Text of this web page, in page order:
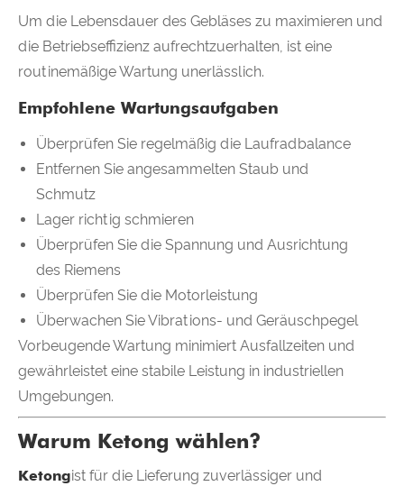
Um die Lebensdauer des Gebläses zu maximieren und
die Betriebseffizienz aufrechtzuerhalten, ist eine
routinemäßige Wartung unerlässlich.
Empfohlene Wartungsaufgaben
Überprüfen Sie regelmäßig die Laufradbalance
Entfernen Sie angesammelten Staub und
Schmutz
Lager richtig schmieren
Überprüfen Sie die Spannung und Ausrichtung
des Riemens
Überprüfen Sie die Motorleistung
Überwachen Sie Vibrations- und Geräuschpegel
Vorbeugende Wartung minimiert Ausfallzeiten und
gewährleistet eine stabile Leistung in industriellen
Umgebungen.
Warum Ketong wählen?
Ketongist für die Lieferung zuverlässiger und